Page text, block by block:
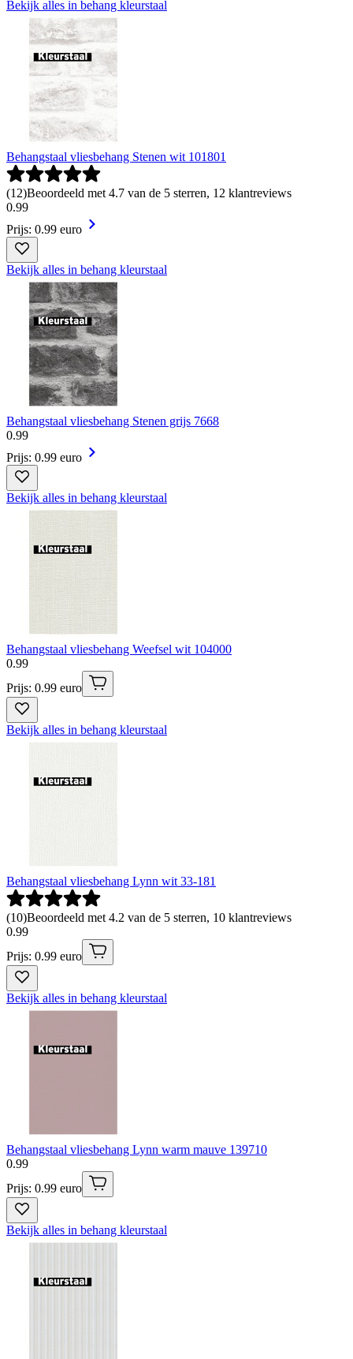
Bekijk alles in behang kleurstaal
Behangstaal vliesbehang Stenen wit 101801
(12)Beoordeeld met 4.7 van de 5 sterren, 12 klantreviews
0.99
Prijs: 0.99 euro
Bekijk alles in behang kleurstaal
Behangstaal vliesbehang Stenen grijs 7668
0.99
Prijs: 0.99 euro
Bekijk alles in behang kleurstaal
Behangstaal vliesbehang Weefsel wit 104000
0.99
Prijs: 0.99 euro
Bekijk alles in behang kleurstaal
Behangstaal vliesbehang Lynn wit 33-181
(10)Beoordeeld met 4.2 van de 5 sterren, 10 klantreviews
0.99
Prijs: 0.99 euro
Bekijk alles in behang kleurstaal
Behangstaal vliesbehang Lynn warm mauve 139710
0.99
Prijs: 0.99 euro
Bekijk alles in behang kleurstaal